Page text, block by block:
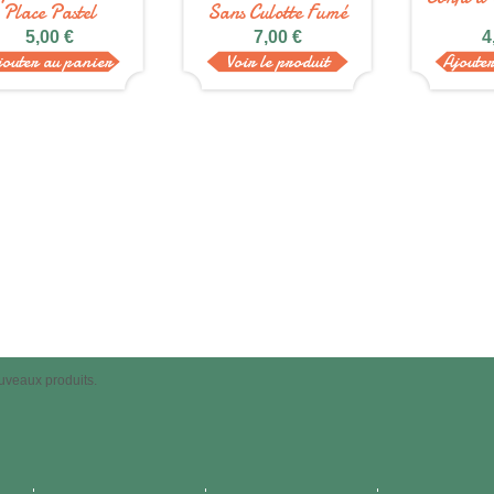
Place Pastel
5,00 €
au panier
Sans Culotte Fumé
7,00 €
Voir le produit
produits.